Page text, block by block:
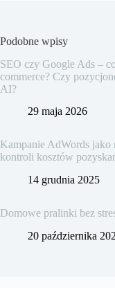
Podobne wpisy
SEO czy Google Ads –
commerce? Czy
AI?
29 maja 2026
Kampanie AdWords jako
kontroli kosztów
14 grudnia 2025
Domowe pralinki bez
20 października